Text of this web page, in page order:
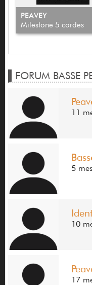
PEAVEY
Milestone 5 cordes
FORUM BASSE
11
5
10
17